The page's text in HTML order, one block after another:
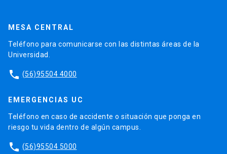
MESA CENTRAL
Teléfono para comunicarse con las distintas áreas de la
Universidad.
phone (56)95504 4000
EMERGENCIAS UC
Teléfono en caso de accidente o situación que ponga en
riesgo tu vida dentro de algún campus.
phone (56)95504 5000